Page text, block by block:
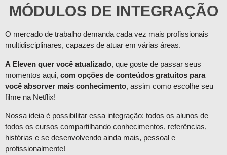
MÓDULOS DE INTEGRAÇÃO
O mercado de trabalho demanda cada vez mais profissionais
multidisciplinares, capazes de atuar em várias áreas.
A Eleven quer você atualizado, que goste de passar seus
momentos aqui, com opções de conteúdos gratuitos para
você absorver mais conhecimento, assim como escolhe seu
filme na Netflix!
Nossa ideia é possibilitar essa integração: todos os alunos de
todos os cursos compartilhando conhecimentos, referências,
histórias e se desenvolvendo ainda mais, pessoal e
profissionalmente!